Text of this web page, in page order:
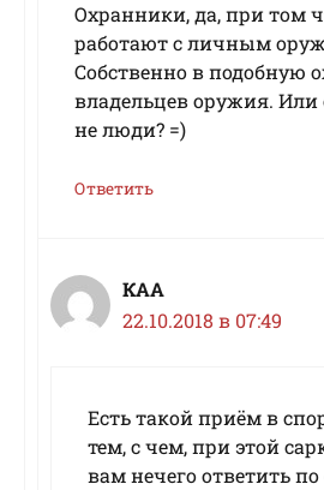
Охранники, да, при том
работают с личным
Собственно в подобную
владельцев оружия.
не люди? =)
Ответить
КАА
22.10.2018 в 07:49
Есть такой приём в
тем, с чем, при этой
вам нечего ответить